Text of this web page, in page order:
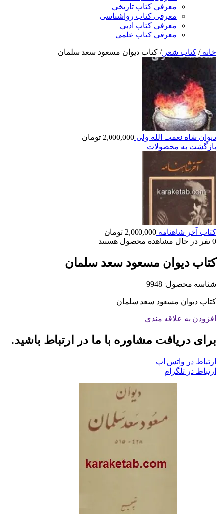
معرفی کتاب تاریخی
معرفی کتاب رواشناسی
معرفی کتاب ادبی
معرفی کتاب علمی
خانه/ کتاب شعر/ کتاب دیوان مسعود سعد سلمان
دیوان شاه نعمت الله ولی 2,000,000 تومان
بازگشت به محصولات
کتاب آخر شاهنامه 2,000,000 تومان
0 نفر در حال مشاهده محصول هستند
کتاب دیوان مسعود سعد سلمان
شناسه محصول: 9948
کتاب دیوان مسعود سعد سلمان
افزودن به علاقه مندی
برای دریافت مشاوره با ما در ارتباط باشید.
ارتباط در واتس اپ
ارتباط در تلگرام